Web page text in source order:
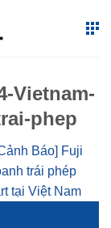
Vietnam-
phep
Báo] Fuji
trái phép
tại Việt Nam